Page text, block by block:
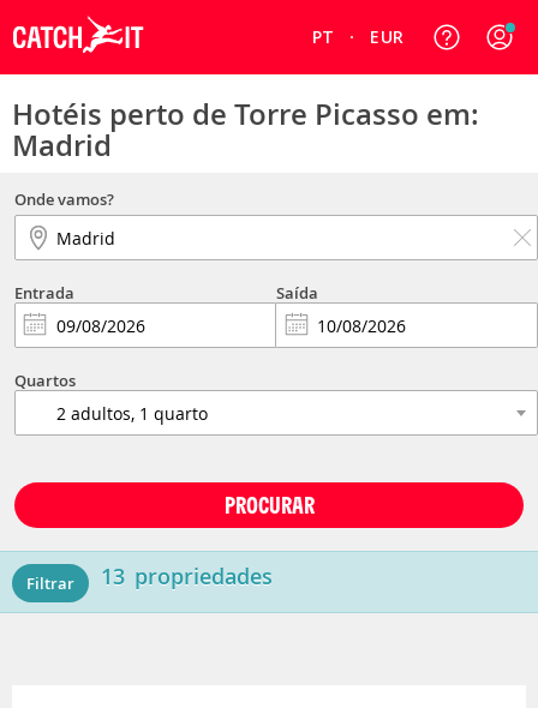
PT EUR
Hotéis perto de Torre Picasso em:
Madrid
Onde vamos?
Entrada Saída
Quartos
PROCURAR
Filtrar 13 propriedades